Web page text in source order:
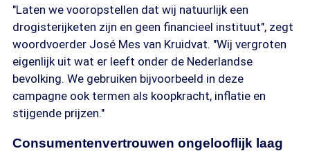
"Laten we vooropstellen dat wij natuurlijk een
drogisterijketen zijn en geen financieel instituut", zegt
woordvoerder José Mes van Kruidvat. "Wij vergroten
eigenlijk uit wat er leeft onder de Nederlandse
bevolking. We gebruiken bijvoorbeeld in deze
campagne ook termen als koopkracht, inflatie en
stijgende prijzen."
Consumentenvertrouwen ongelooflijk laag